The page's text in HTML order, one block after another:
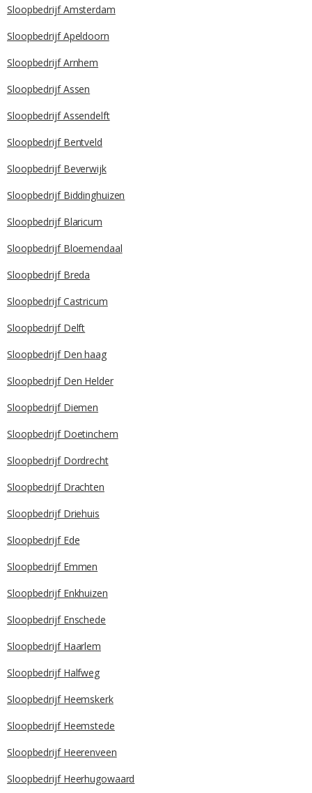
Sloopbedrijf Amsterdam
Sloopbedrijf Apeldoorn
Sloopbedrijf Arnhem
Sloopbedrijf Assen
Sloopbedrijf Assendelft
Sloopbedrijf Bentveld
Sloopbedrijf Beverwijk
Sloopbedrijf Biddinghuizen
Sloopbedrijf Blaricum
Sloopbedrijf Bloemendaal
Sloopbedrijf Breda
Sloopbedrijf Castricum
Sloopbedrijf Delft
Sloopbedrijf Den haag
Sloopbedrijf Den Helder
Sloopbedrijf Diemen
Sloopbedrijf Doetinchem
Sloopbedrijf Dordrecht
Sloopbedrijf Drachten
Sloopbedrijf Driehuis
Sloopbedrijf Ede
Sloopbedrijf Emmen
Sloopbedrijf Enkhuizen
Sloopbedrijf Enschede
Sloopbedrijf Haarlem
Sloopbedrijf Halfweg
Sloopbedrijf Heemskerk
Sloopbedrijf Heemstede
Sloopbedrijf Heerenveen
Sloopbedrijf Heerhugowaard